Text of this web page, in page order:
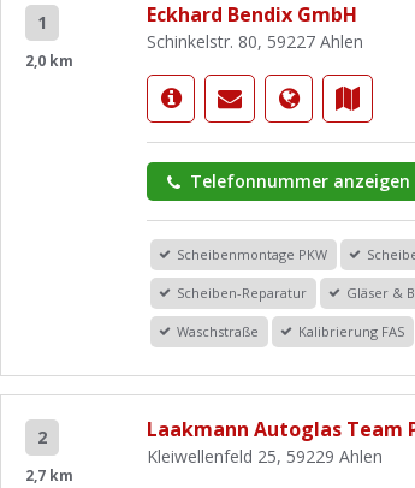
1
2,0 km
Eckhard Bendix GmbH
Schinkelstr. 80, 59227 Ahlen
Telefonnummer anzeigen
Scheibenmontage PKW
Scheiben-Reparatur Gläser &
Waschstraße Kalibrierung FAS
2
2,7 km
Laakmann Autoglas Team
Kleiwellenfeld 25, 59229 Ahlen